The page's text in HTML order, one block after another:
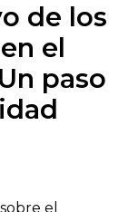
de los
el
paso
el